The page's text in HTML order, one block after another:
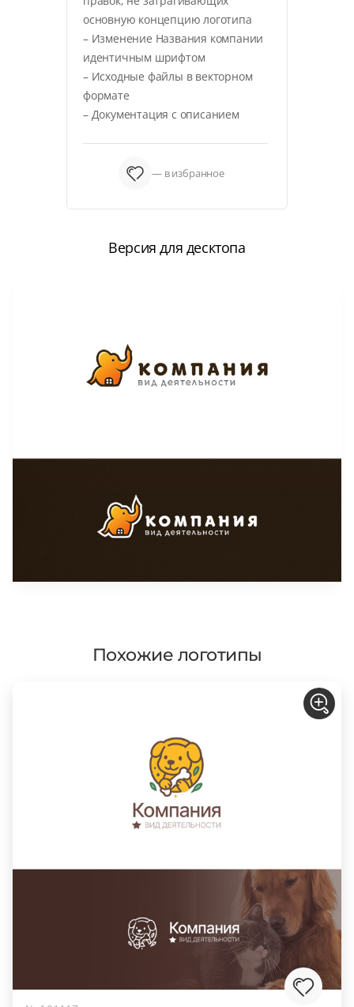
основную концепцию логотипа
– Изменение Названия компании
идентичным шрифтом
– Исходные файлы в векторном
формате
– Документация с описанием
— в избранное
Версия для десктопа
Похожие логотипы